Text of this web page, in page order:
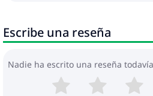
Escribe una reseña
Nadie ha escrito una reseña